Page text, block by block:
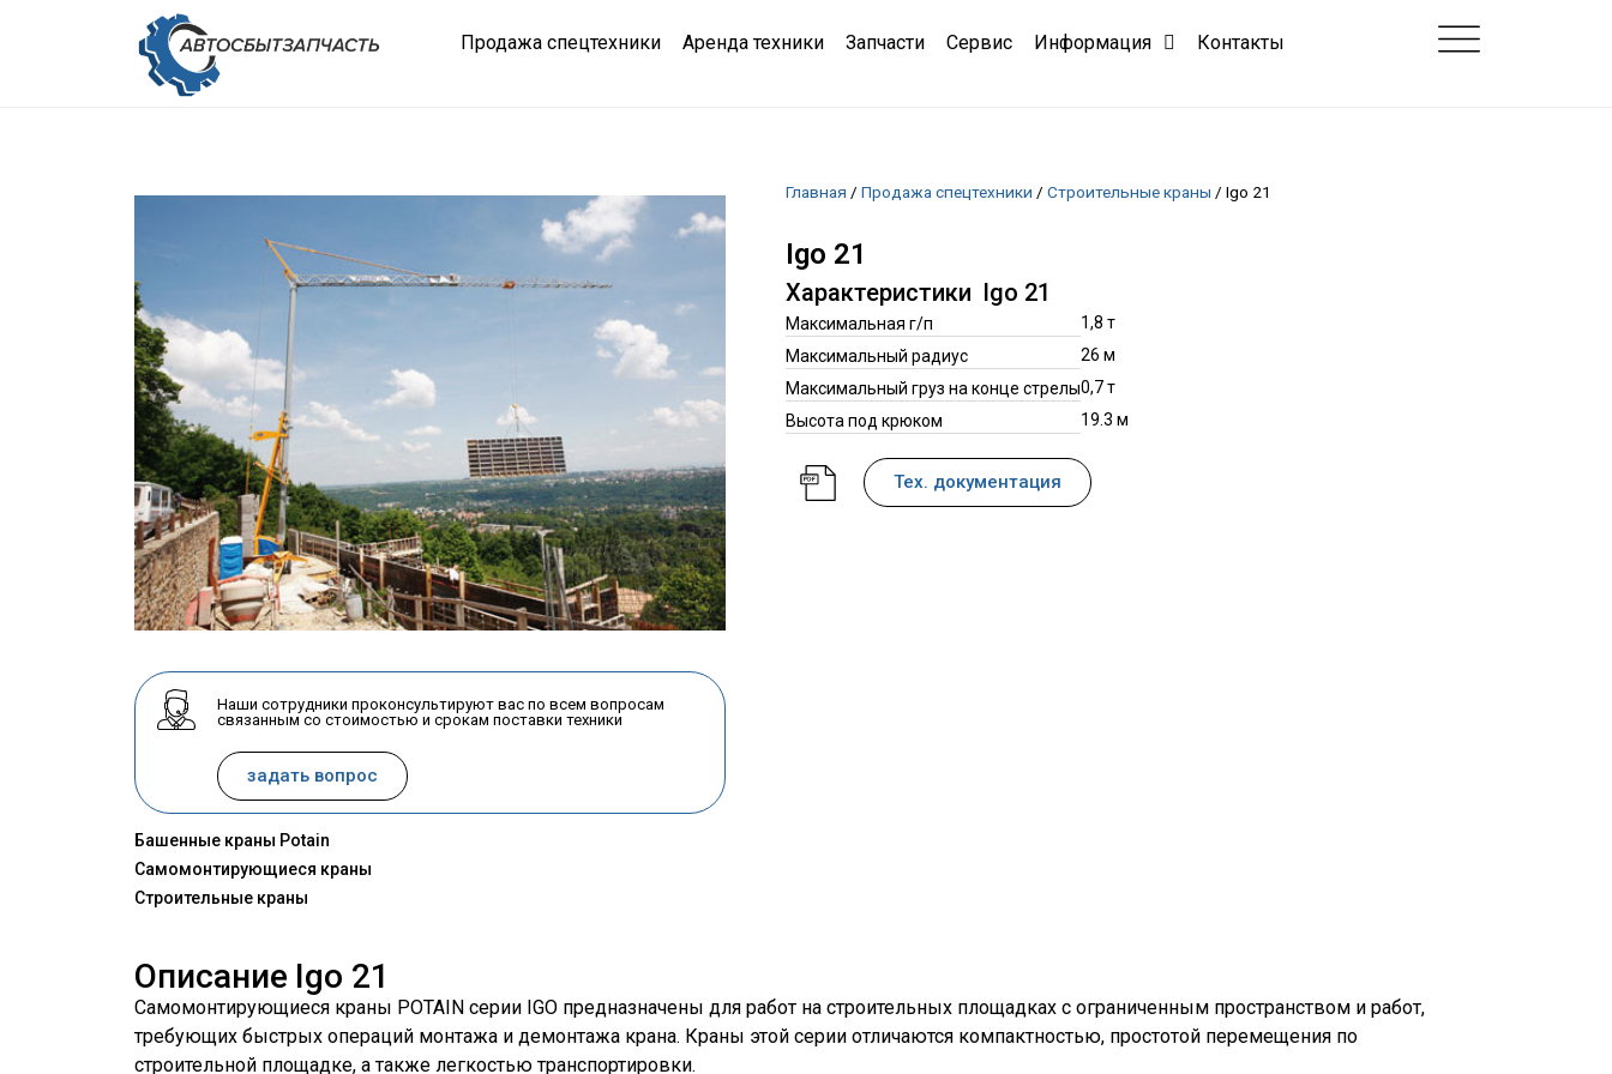
Продажа спецтехники Аренда техники Запчасти Сервис Информация Контакты
Наши сотрудники проконсультируют вас по всем вопросам
связанным со стоимостью и срокам поставки техники
задать вопрос
Башенные краны Potain
Самомонтирующиеся краны
Строительные краны
Главная / Продажа спецтехники / Строительные краны / Igo 21
Igo 21
Характеристики Igo 21
Максимальная г/п
1,8 т
Максимальный радиус
26 м
Максимальный груз на конце стрелы0,7 т
Высота под крюком
19.3 м
Тех. документация
Описание Igo 21
Самомонтирующиеся краны POTAIN серии IGO предназначены для работ на строительных площадках с ограниченным пространством и работ,
требующих быстрых операций монтажа и демонтажа крана. Краны этой серии отличаются компактностью, простотой перемещения по
строительной площадке, а также легкостью транспортировки.